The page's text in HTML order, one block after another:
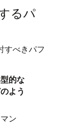
るパ
すべきパフ
的な
よう
ン